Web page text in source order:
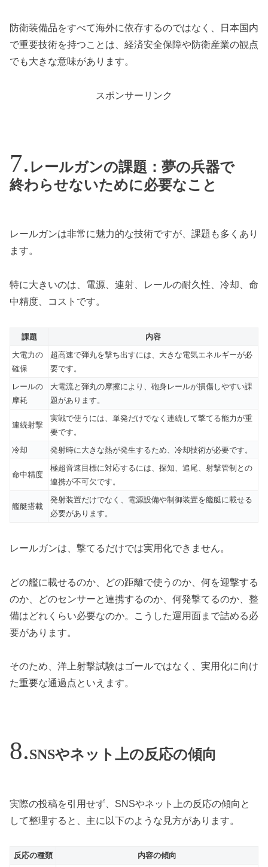
防衛装備品をすべて海外に依存するのではなく、日本国内
で重要技術を持つことは、経済安全保障や防衛産業の観点
でも大きな意味があります。
スポンサーリンク
レールガンの課題：夢の兵器で
終わらせないために必要なこと
レールガンは非常に魅力的な技術ですが、課題も多くあり
ます。
特に大きいのは、電源、連射、レールの耐久性、冷却、命
中精度、コストです。
課題
内容
大電力の
確保
超高速で弾丸を撃ち出すには、大きな電気エネルギーが必
要です。
レールの
摩耗
大電流と弾丸の摩擦により、砲身レールが損傷しやすい課
題があります。
連続射撃
実戦で使うには、単発だけでなく連続して撃てる能力が重
要です。
冷却
発射時に大きな熱が発生するため、冷却技術が必要です。
命中精度
極超音速目標に対応するには、探知、追尾、射撃管制との
連携が不可欠です。
艦艇搭載
発射装置だけでなく、電源設備や制御装置を艦艇に載せる
必要があります。
レールガンは、撃てるだけでは実用化できません。
どの艦に載せるのか、どの距離で使うのか、何を迎撃する
のか、どのセンサーと連携するのか、何発撃てるのか、整
備はどれくらい必要なのか。こうした運用面まで詰める必
要があります。
そのため、洋上射撃試験はゴールではなく、実用化に向け
た重要な通過点といえます。
SNSやネット上の反応の傾向
実際の投稿を引用せず、SNSやネット上の反応の傾向と
して整理すると、主に以下のような見方があります。
反応の種類 内容の傾向